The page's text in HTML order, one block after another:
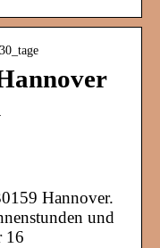
Hannover.
und
16